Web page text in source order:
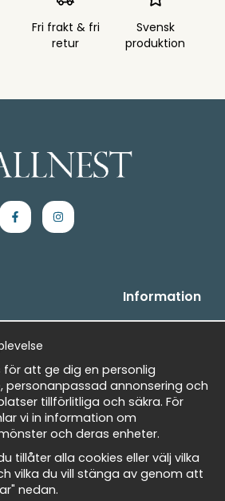
Fri frakt & fri
retur
Svensk
produktion
gärna.
&amp; gratis
favoriter
Information
Vi är Wallnest
och nyheter!
för att ge dig en personlig
personanpassad annonsering och
tillförlitliga och säkra. För
vi in information om
och deras enheter.
tillåter alla cookies eller välj vilka
vilka du vill stänga av genom att
nedan.